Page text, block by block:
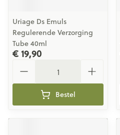
Uriage Ds Emuls
Regulerende Verzorging
Tube 40ml
€ 19,90
Bestel